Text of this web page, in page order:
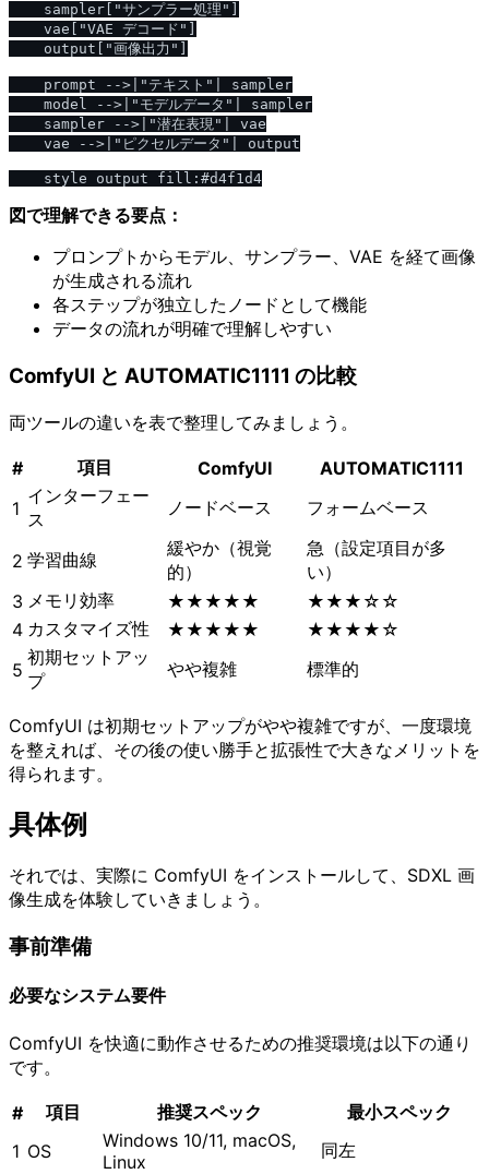
    sampler["サンプラー処理"]
    vae["VAE デコード"]
    output["画像出力"]
    prompt -->|"テキスト"| sampler
    model -->|"モデルデータ"| sampler
    sampler -->|"潜在表現"| vae
    vae -->|"ピクセルデータ"| output
図で理解できる要点：
プロンプトからモデル、サンプラー、VAE を経て画像
が生成される流れ
各ステップが独立したノードとして機能
データの流れが明確で理解しやすい
ComfyUI と AUTOMATIC1111 の比較
両ツールの違いを表で整理してみましょう。
# 項目 ComfyUI
AUTOMATIC1111
1
インターフェー
ス
ノードベース フォームベース
2 学習曲線
緩やか（視覚
的）
急（設定項目が多
い）
3 メモリ効率 ★★★★★
★★★☆☆
4 カスタマイズ性 ★★★★★
★★★★☆
5
初期セットアッ
プ
やや複雑 標準的
ComfyUI は初期セットアップがやや複雑ですが、一度環境
を整えれば、その後の使い勝手と拡張性で大きなメリットを
得られます。
具体例
それでは、実際に ComfyUI をインストールして、SDXL 画
像生成を体験していきましょう。
事前準備
必要なシステム要件
ComfyUI を快適に動作させるための推奨環境は以下の通り
です。
# 項目 推奨スペック
最小スペック
1 OS
Windows 10/11, macOS,
Linux
同左